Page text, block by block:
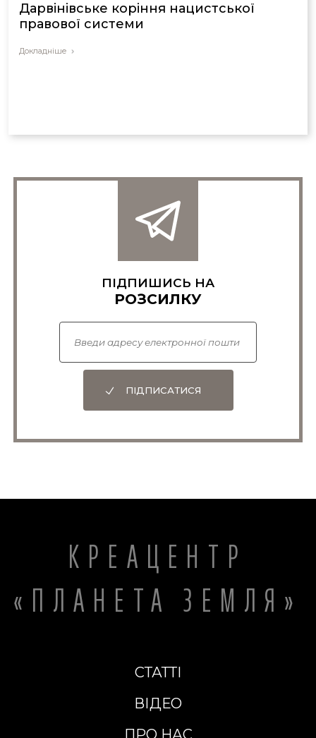
Дарвінівське коріння нацистської
правової системи
Докладніше
ПІДПИШИСЬ НА
РОЗСИЛКУ
ПІДПИСАТИСЯ
КРЕАЦЕНТР
«ПЛАНЕТА ЗЕМЛЯ»
СТАТТІ
ВІДЕО
ПРО НАС